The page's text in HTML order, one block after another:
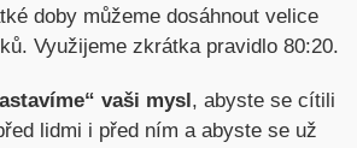
doby můžeme dosáhnout velice
Využijeme zkrátka pravidlo 80:20.
vaši mysl , abyste se cítili
lidmi i před ním a abyste se už